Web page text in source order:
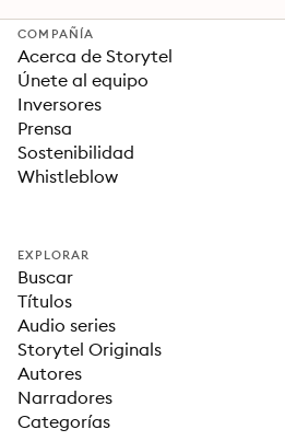
COMPAÑÍA
Acerca de Storytel
Únete al equipo
Inversores
Prensa
Sostenibilidad
Whistleblow
EXPLORAR
Buscar
Títulos
Audio series
Storytel Originals
Autores
Narradores
Categorías